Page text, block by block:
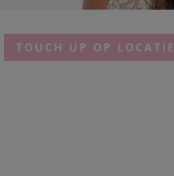
TOUCH UP OP LOCATIE